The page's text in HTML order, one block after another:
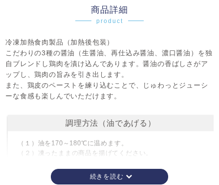
商品詳細
product
冷凍加熱食肉製品（加熱後包装）
こだわりの3種の醤油（生醤油、再仕込み醤油、濃口醤油）を独
自ブレンドし鶏肉を漬け込んであります。醤油の香ばしさがア
ップし、鶏肉の旨みを引き出します。
また、鶏皮のペーストを練り込むことで、じゅわっとジューシ
ーな食感も楽しんでいただけます。
調理方法（油であげる）
（１）油を170～180℃に温めます。
（２）凍ったままの商品を揚げてください。
【170～180℃ / 約3分半】※やけどに注意してく